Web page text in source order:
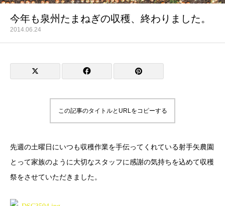
今年も泉州たまねぎの収穫、終わりました。
2014.06.24
この記事のタイトルとURLをコピーする
先週の土曜日にいつも収穫作業を手伝ってくれている射手矢農園
とって家族のように大切なスタッフに感謝の気持ちを込めて収穫
祭をさせていただきました。